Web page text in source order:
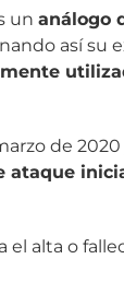
un análogo
así su
de
ataque
el alta o